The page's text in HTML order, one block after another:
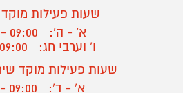
שעות פעילות
א' - ה':
09:00 - 18:00
ו' וערבי חג:
09:00 - 13:00
שעות פעילות מוקד
א' - ד':
09:00 - 16:30